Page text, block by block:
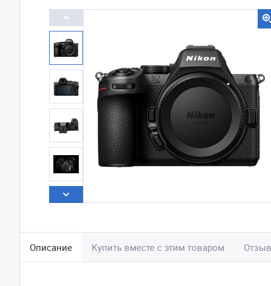
Описание Купить вместе с этим товаром